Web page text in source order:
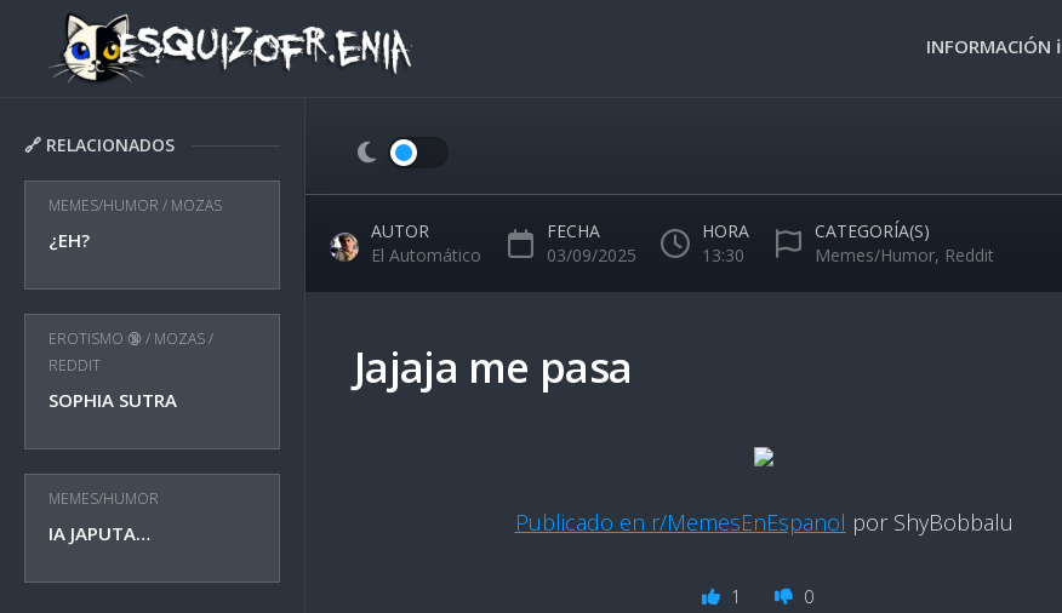
content
INFORMACIÓN ℹ️
NORMAS
USO
🚸
🔗 RELACIONADOS
MEMES/HUMOR / MOZAS
¿EH?
EROTISMO 🔞/ MOZAS/
REDDIT
SOPHIA SUTRA
MEMES/HUMOR
IA JAPUTA…
AUTOR
El Automático
FECHA
03/09/2025
HORA
13:30
CATEGORÍA(S)
Memes/Humor, Reddit
Jajaja me pasa
Publicado en r/MemesEnEspanol por ShyBobbalu
1 0